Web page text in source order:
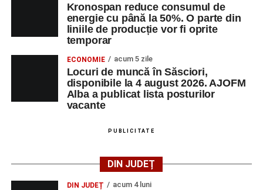
Kronospan reduce consumul de
energie cu până la 50%. O parte din
liniile de producție vor fi oprite
temporar
ECONOMIE acum 5 zile
Locuri de muncă în Săsciori,
disponibile la 4 august 2026. AJOFM
Alba a publicat lista posturilor
vacante
PUBLICITATE
DIN JUDEȚ
DIN JUDEȚ acum 4 luni